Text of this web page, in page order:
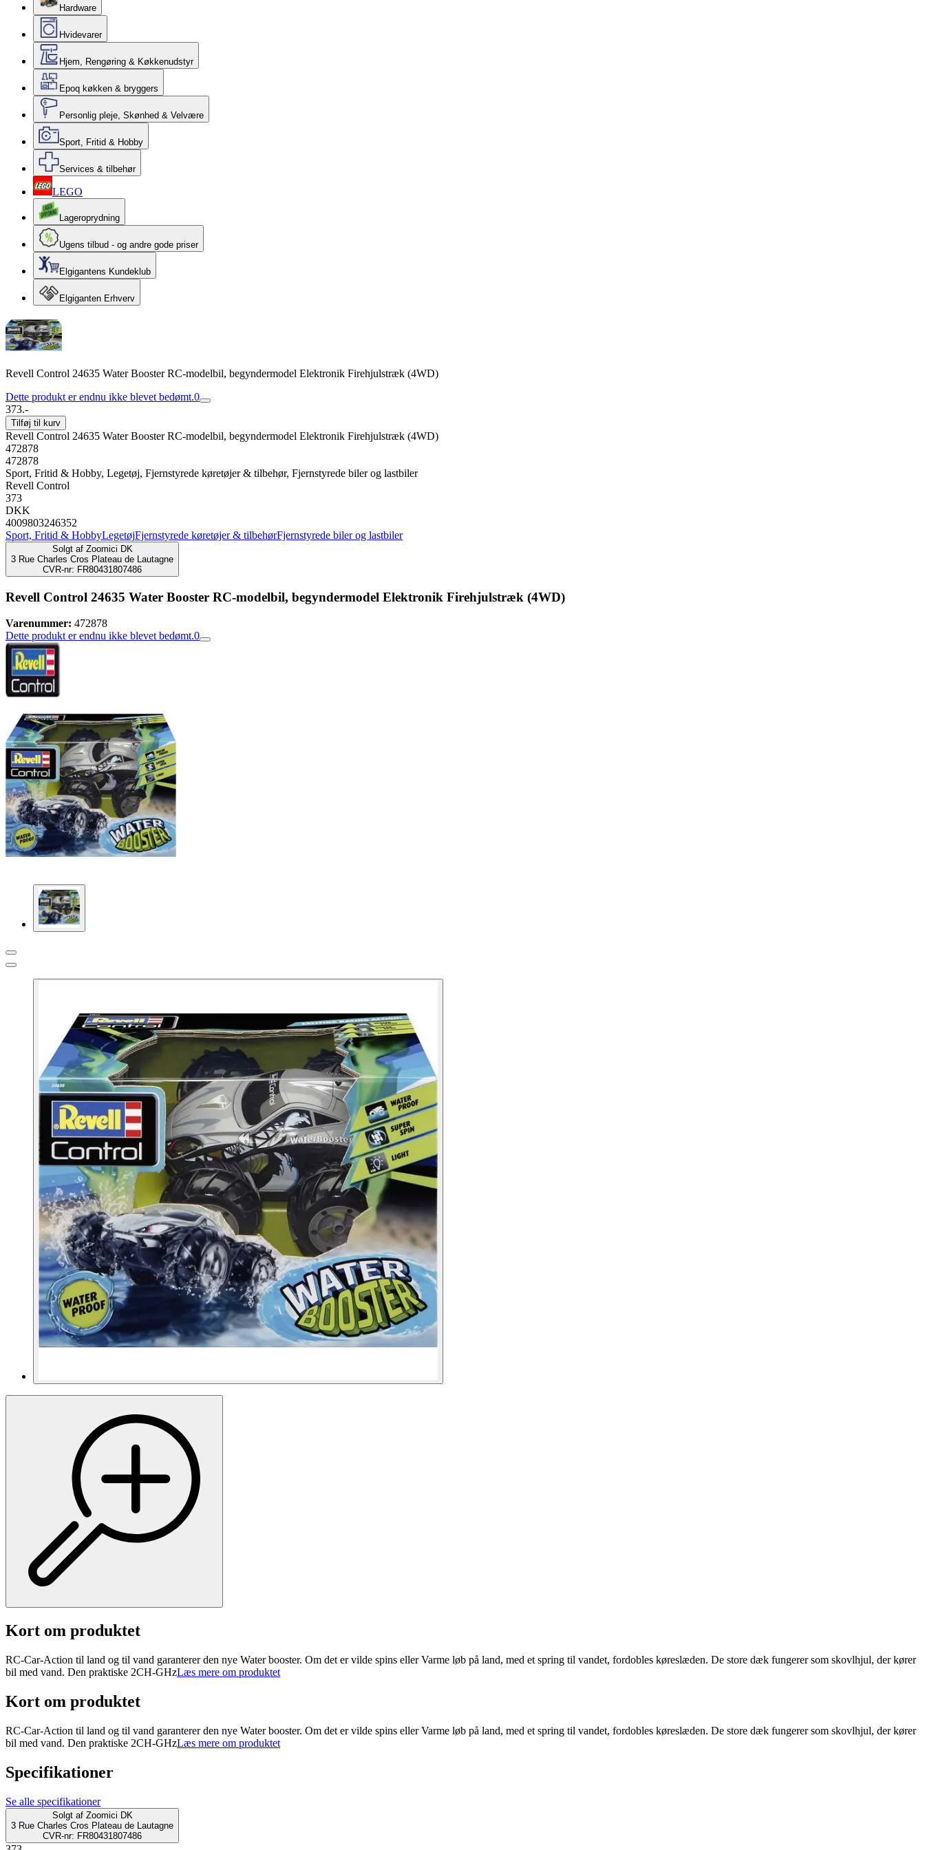
Hardware
Hvidevarer
Hjem, Rengøring & Køkkenudstyr
Epoq køkken & bryggers
Personlig pleje, Skønhed & Velvære
Sport, Fritid & Hobby
Services & tilbehør
LEGO
Lageroprydning
Ugens tilbud - og andre gode priser
Elgigantens Kundeklub
Elgiganten Erhverv
Revell Control 24635 Water Booster RC-modelbil, begyndermodel Elektronik Firehjulstræk (4WD)
Dette produkt er endnu ikke blevet bedømt.0
373.-
Tilføj til kurv
Revell Control 24635 Water Booster RC-modelbil, begyndermodel Elektronik Firehjulstræk (4WD)
472878
472878
Sport, Fritid & Hobby, Legetøj, Fjernstyrede køretøjer & tilbehør, Fjernstyrede biler og lastbiler
Revell Control
373
DKK
4009803246352
Sport, Fritid & HobbyLegetøjFjernstyrede køretøjer & tilbehørFjernstyrede biler og lastbiler
Solgt af Zoomici DK
3 Rue Charles Cros Plateau de Lautagne
CVR-nr: FR80431807486
Revell Control 24635 Water Booster RC-modelbil, begyndermodel Elektronik Firehjulstræk (4WD)
Varenummer: 472878
Dette produkt er endnu ikke blevet bedømt.0
Kort om produktet
RC-Car-Action til land og til vand garanterer den nye Water booster. Om det er vilde spins eller Varme løb på land, med et spring til vandet, fordobles køreslæden. De store dæk fungerer som skovlhjul, der kører
bil med vand. Den praktiske 2CH-GHzLæs mere om produktet
Kort om produktet
RC-Car-Action til land og til vand garanterer den nye Water booster. Om det er vilde spins eller Varme løb på land, med et spring til vandet, fordobles køreslæden. De store dæk fungerer som skovlhjul, der kører
bil med vand. Den praktiske 2CH-GHzLæs mere om produktet
Specifikationer
Se alle specifikationer
Solgt af Zoomici DK
3 Rue Charles Cros Plateau de Lautagne
CVR-nr: FR80431807486